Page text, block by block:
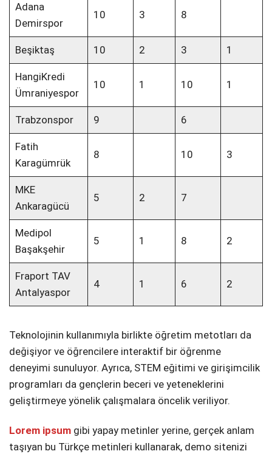
Adana
Demirspor
10 3 8
Beşiktaş 10 2 3 1
HangiKredi
Ümraniyespor
10 1 10 1
Trabzonspor 9 6
Fatih
Karagümrük
8 10 3
MKE
Ankaragücü
5 2 7
Medipol
Başakşehir
5 1 8 2
Fraport TAV
Antalyaspor
4 1 6 2
Teknolojinin kullanımıyla birlikte öğretim metotları da
değişiyor ve öğrencilere interaktif bir öğrenme
deneyimi sunuluyor. Ayrıca, STEM eğitimi ve girişimcilik
programları da gençlerin beceri ve yeteneklerini
geliştirmeye yönelik çalışmalara öncelik veriliyor.
Lorem ipsum gibi yapay metinler yerine, gerçek anlam
taşıyan bu Türkçe metinleri kullanarak, demo sitenizi